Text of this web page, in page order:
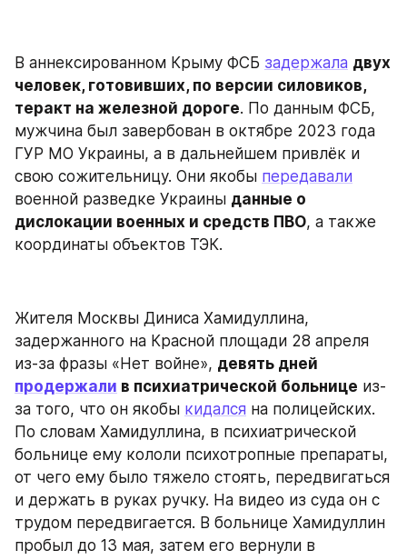
В аннексированном Крыму ФСБ задержала двух
человек, готовивших, по версии силовиков,
теракт на железной дороге. По данным ФСБ,
мужчина был завербован в октябре 2023 года
ГУР МО Украины, а в дальнейшем привлёк и
свою сожительницу. Они якобы передавали
военной разведке Украины данные о
дислокации военных и средств ПВО, а также
координаты объектов ТЭК.
Жителя Москвы Диниса Хамидуллина,
задержанного на Красной площади 28 апреля
из-за фразы «Нет войне»,
продержали в психиатрической больнице из-
за того, что он якобы кидался на полицейских.
По словам Хамидуллина, в психиатрической
больнице ему кололи психотропные препараты,
от чего ему было тяжело стоять, передвигаться
и держать в руках ручку. На видео из суда он с
трудом передвигается. В больнице Хамидуллин
пробыл до 13 мая, затем его вернули в